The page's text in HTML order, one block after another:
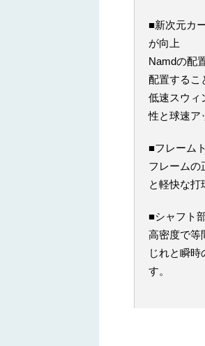
■新次元カ
が向上
Namdの配
配置するこ
低速スウィ
性と球速ア
■フレーム
フレームの
と軽快な打
■シャフト
高密度で等
じれと瞬
す。